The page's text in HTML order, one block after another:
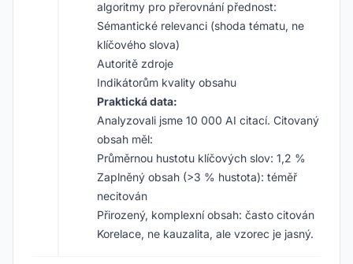
algoritmy pro přerovnání přednost:
Sémantické relevanci (shoda tématu, ne
klíčového slova)
Autoritě zdroje
Indikátorům kvality obsahu
Praktická data:
Analyzovali jsme 10 000 AI citací. Citovaný
obsah měl:
Průměrnou hustotu klíčových slov: 1,2 %
Zaplněný obsah (>3 % hustota): téměř
necitován
Přirozený, komplexní obsah: často citován
Korelace, ne kauzalita, ale vzorec je jasný.